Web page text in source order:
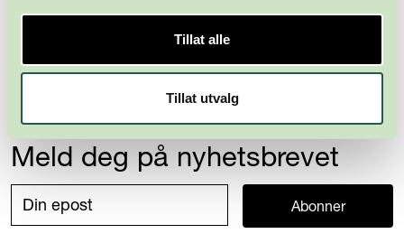
Tillat alle
Tillat utvalg
Meld deg på nyhetsbrevet
Abonner